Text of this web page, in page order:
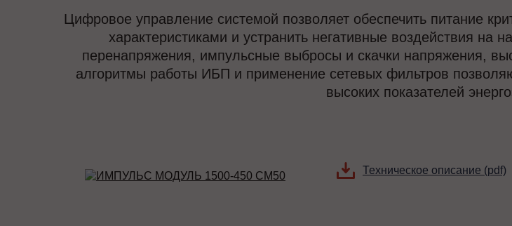
Цифровое управление системой позволяет обеспечить питание
характеристиками и устранить негативные воздействия на
перенапряжения, импульсные выбросы и скачки напряжения,
алгоритмы работы ИБП и применение сетевых фильтров
высоких показателей
Техническое описание (pdf)